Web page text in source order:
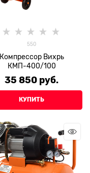
550
Компрессор Вихрь
КМП-400/100
35 850 руб.
КУПИТЬ